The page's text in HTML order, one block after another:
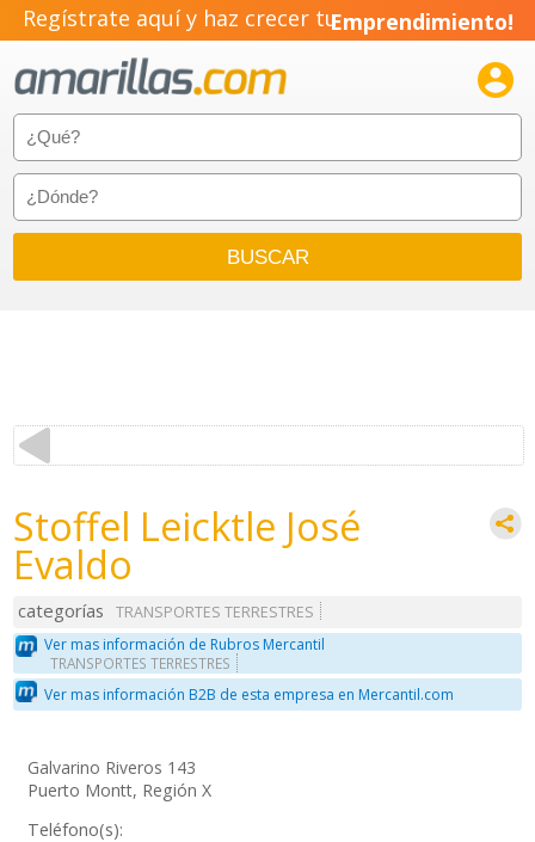
Regístrate aquí y haz crecer tuEmprendimiento!

Stoffel Leicktle José
Evaldo
categorías
TRANSPORTES TERRESTRES
Ver mas información de Rubros Mercantil
TRANSPORTES TERRESTRES
Ver mas información B2B de esta empresa en Mercantil.com
Galvarino Riveros 143
Puerto Montt, Región X
Teléfono(s):